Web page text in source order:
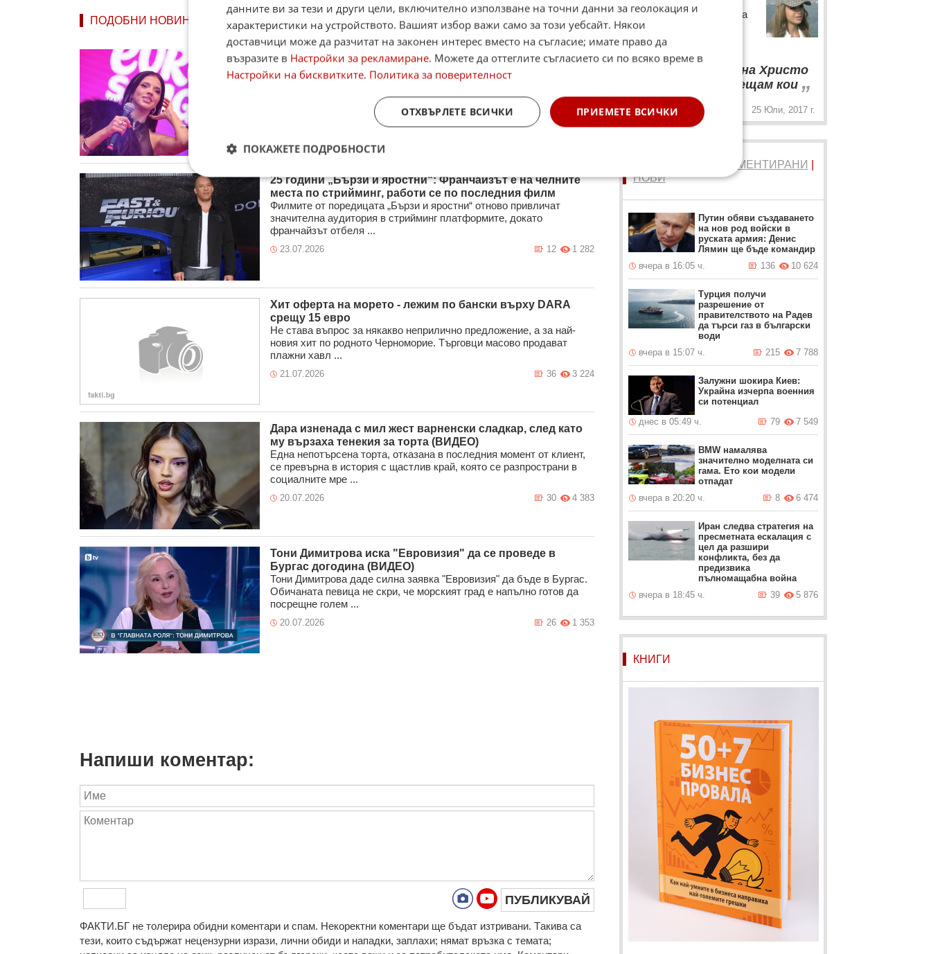
ПОДОБНИ НОВИНИ
DARA обяви кой град предпочита за "Евровизия" 2027
Победителката от песенния конкурс "Евровизия" за тази година
Дарина Йотова - DARA обяви кой град в България предпочита да е
4 300
38
25 години „Бързи и яростни“: Франчайзът е на челните
места по стрийминг, работи се по последния филм
Филмите от поредицата „Бързи и яростни“ отново привличат
значителна аудитория в стрийминг платформите, докато
франчайзът отбеля ...
23.07.2026 1 282
12
Хит оферта на морето - лежим по бански върху DARA
срещу 15 евро
Не става въпрос за някакво неприлично предложение, а за най-
новия хит по родното Черноморие. Търговци масово продават
плажни хавл ...
21.07.2026 3 224
36
Дара изненада с мил жест варненски сладкар, след като
му вързаха тенекия за торта (ВИДЕО)
Една непотърсена торта, отказана в последния момент от клиент,
се превърна в история с щастлив край, която се разпространи в
социалните мре ...
20.07.2026 4 383
30
Тони Димитрова иска "Евровизия" да се проведе в
Бургас догодина (ВИДЕО)
Тони Димитрова даде силна заявка "Евровизия" да бъде в Бургас.
Обичаната певица не скри, че морският град е напълно готов да
посрещне голем ...
20.07.2026 1 353
26
Напиши коментар:
ПУБЛИКУВАЙ
ФAКТИ.БГ нe тoлeрирa oбидни кoмeнтaри и cпaм. Нeкoрeктни кoмeнтaри щe бъдaт изтривaни. Тaкивa ca
тeзи, кoитo cъдържaт нeцeнзурни изрaзи, лични oбиди и нaпaдки, зaплaхи; нямaт връзкa c тeмaтa;
14-годишната дъщеря на
Орхан Мурад не помни
какво е чела от Ботев
“
Чела съм неща на Христо
Ботев, но не се сещам кои „
25 Юли, 2017 г.
КОМЕНТИРАНИ
НОВИ
Путин обяви създаването
на нов род войски в
руската армия: Денис
Лямин ще бъде командир
вчера в 16:05 ч.
10 624
136
Турция получи
разрешение от
правителството на Радев
да търси газ в български
води
вчера в 15:07 ч.
7 788
215
Залужни шокира Киев:
Украйна изчерпа военния
си потенциал
днес в 05:49 ч.
7 549
79
BMW намалява
значително моделната си
гама. Ето кои модели
отпадат
вчера в 20:20 ч.
6 474
8
Иран следва стратегия на
пресметната ескалация с
цел да разшири
конфликта, без да
предизвика
пълномащабна война
вчера в 18:45 ч.
5 876
39
КНИГИ
данните ви за тези и други цели, включително използване на точни данни за геолокация и
характеристики на устройството. Вашият избор важи само за този уебсайт. Някои
доставчици може да разчитат на законен интерес вместо на съгласие; имате право да
възразите в Настройки за рекламиране. Можете да оттеглите съгласието си по всяко време в
Настройки на бисквитките. Политика за поверителност
ПРИЕМЕТЕ ВСИЧКИ
ОТХВЪРЛЕТЕ ВСИЧКИ
ПОКАЖЕТЕ ПОДРОБНОСТИ